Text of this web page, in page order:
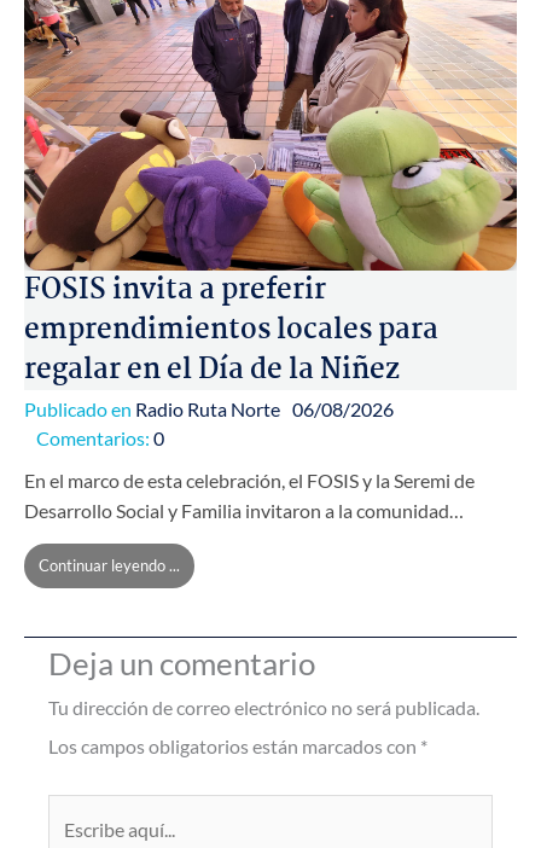
FOSIS invita a preferir
emprendimientos locales para
regalar en el Día de la Niñez
Publicado en Radio Ruta Norte 06/08/2026
Comentarios: 0
En el marco de esta celebración, el FOSIS y la Seremi de
Desarrollo Social y Familia invitaron a la comunidad…
Continuar leyendo ...
Deja un comentario
Tu dirección de correo electrónico no será publicada.
Los campos obligatorios están marcados con *